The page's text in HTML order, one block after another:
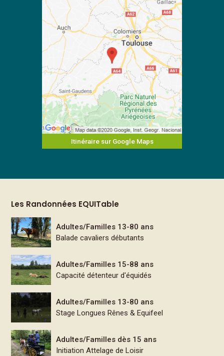
Itinéraire sur Google Maps
Les Randonnées EQUITable
Adultes/Familles 13-80 ans
Balade cavaliers débutants
Adultes/Familles 15-88 ans
Capacité détenteur d'équidés
Adultes/Familles 13-80 ans
Stage Longues Rênes & Equifeel
Adultes/Familles dès 15 ans
Initiation Attelage de Loisir